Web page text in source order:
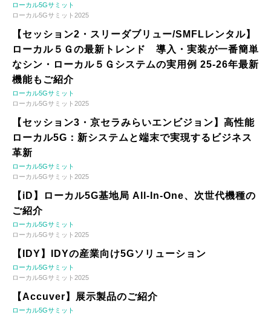
ローカル5Gサミット
ローカル5Gサミット2025
【セッション2・スリーダブリュー/SMFLレンタル】
ローカル５Ｇの最新トレンド 導入・実装が一番簡単
なシン・ローカル５Ｇシステムの実用例 25-26年最新
機能もご紹介
ローカル5Gサミット
ローカル5Gサミット2025
【セッション3・京セラみらいエンビジョン】高性能
ローカル5G：新システムと端末で実現するビジネス
革新
ローカル5Gサミット
ローカル5Gサミット2025
【iD】ローカル5G基地局 All-In-One、次世代機種の
ご紹介
ローカル5Gサミット
ローカル5Gサミット2025
【IDY】IDYの産業向け5Gソリューション
ローカル5Gサミット
ローカル5Gサミット2025
【Accuver】展示製品のご紹介
ローカル5Gサミット